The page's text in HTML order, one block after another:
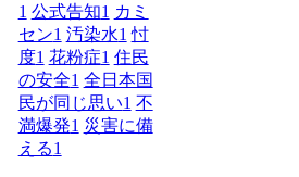
1 公式告知1 カミ
セン1 汚染水1 忖
度1 花粉症1 住民
の安全1 全日本国
民が同じ思い1 不
満爆発1 災害に備
える1